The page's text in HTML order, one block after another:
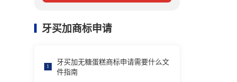
牙买加商标申请
1
牙买加无糖蛋糕商标申请需要什么文
件指南